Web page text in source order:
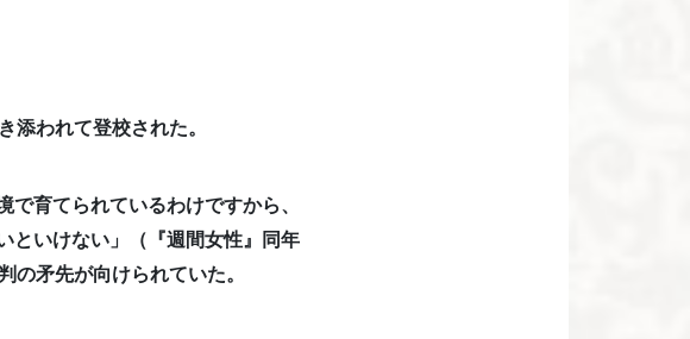
添われて登校された。
育てられているわけですから、
といけない」（『週間女性』同年
の矛先が向けられていた。